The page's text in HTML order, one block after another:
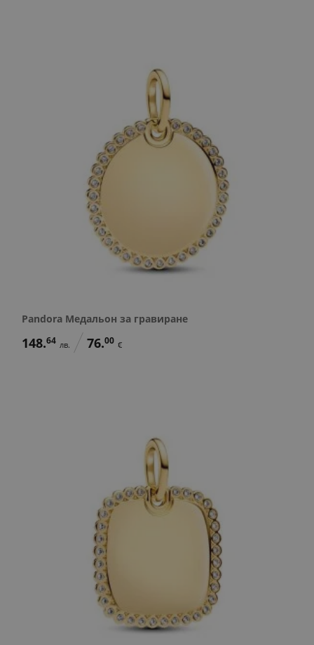
Pandora Медальон за гравиране
148.64 лв. 76.00 €